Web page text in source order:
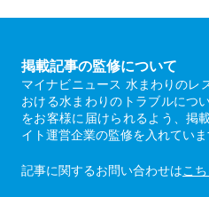
掲載記事の監修について
マイナビニュース 水まわりのレ
おける水まわりのトラブルにつ
をお客様に届けられるよう、掲
イト運営企業の監修を入れていま
記事に関するお問い合わせはこち